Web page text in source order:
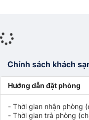
Chính sách khách
Hướng dẫn đặt phòng
- Thời gian nhận phòng
- Thời gian trả phòng